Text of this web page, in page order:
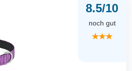
8.5/10
noch gut
★★★